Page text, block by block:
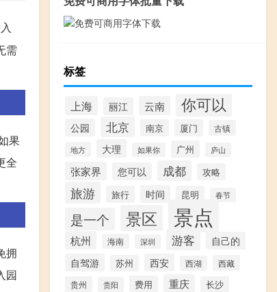
需
果
全
拥
园
标签
上海 丽江 云南 你可以
公园 北京 南京 厦门 古镇
地方 大理 如果你 广州 庐山
张家界 您可以 成都 攻略
旅游 旅行 时间 昆明 春节
是一个 景区 景点
杭州 海南 深圳 游客
自己的
自驾游
苏州 西安 西湖 西藏
贵州 贵阳 费用 重庆 长沙